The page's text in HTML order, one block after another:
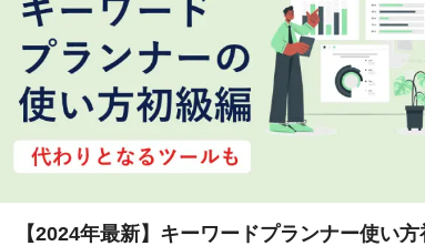
【2024年最新】キーワードプランナー使い方